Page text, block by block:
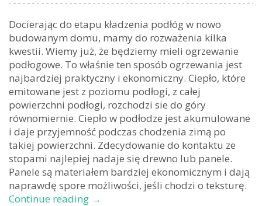
Docierając do etapu kładzenia podłóg w nowo
budowanym domu, mamy do rozważenia kilka
kwestii. Wiemy już, że będziemy mieli ogrzewanie
podłogowe. To właśnie ten sposób ogrzewania jest
najbardziej praktyczny i ekonomiczny. Ciepło, które
emitowane jest z poziomu podłogi, z całej
powierzchni podłogi, rozchodzi sie do góry
równomiernie. Ciepło w podłodze jest akumulowane
i daje przyjemność podczas chodzenia zimą po
takiej powierzchni. Zdecydowanie do kontaktu ze
stopami najlepiej nadaje się drewno lub panele.
Panele są materiałem bardziej ekonomicznym i dają
naprawdę spore możliwości, jeśli chodzi o teksturę.
Continue reading Jaki
→